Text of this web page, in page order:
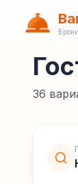
Главная /
36